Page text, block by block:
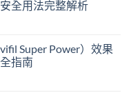
全用法完整解析
Super Power）效果
指南